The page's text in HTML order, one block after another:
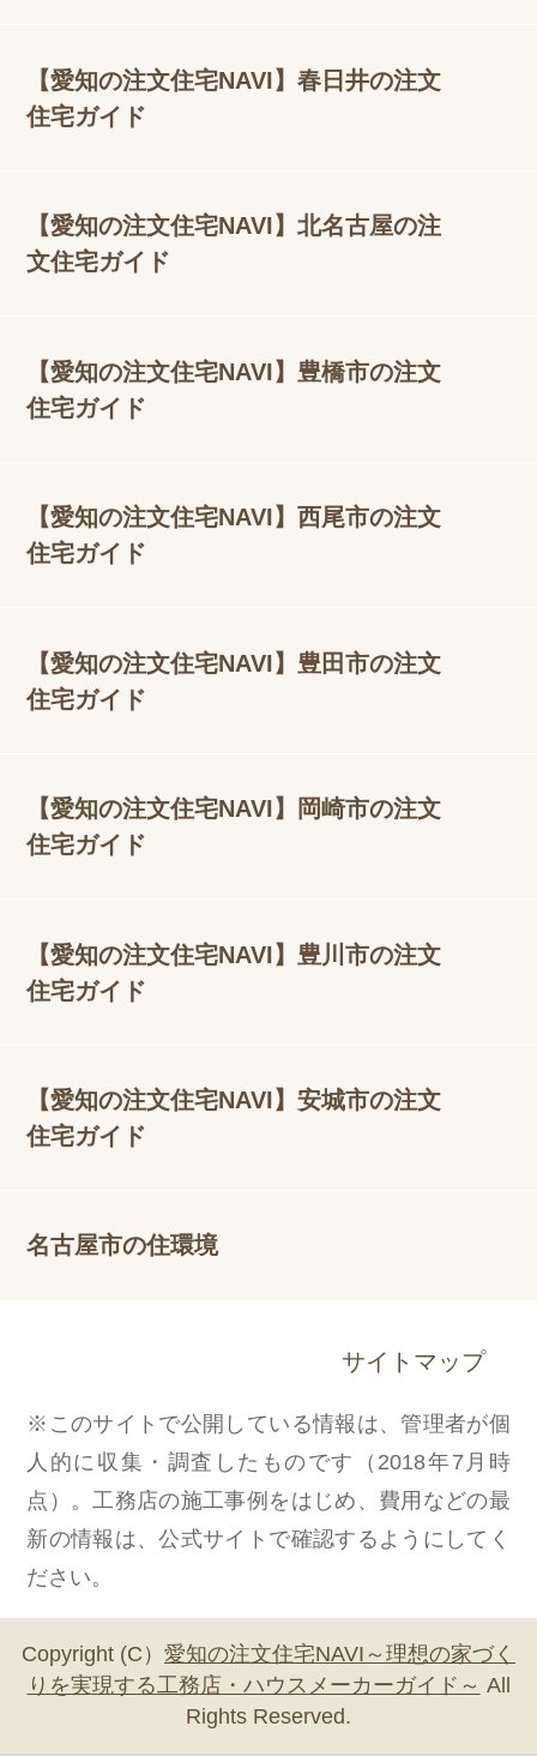
【愛知の注文住宅NAVI】春日井の注文
住宅ガイド
【愛知の注文住宅NAVI】北名古屋の注
文住宅ガイド
【愛知の注文住宅NAVI】豊橋市の注文
住宅ガイド
【愛知の注文住宅NAVI】西尾市の注文
住宅ガイド
【愛知の注文住宅NAVI】豊田市の注文
住宅ガイド
【愛知の注文住宅NAVI】岡崎市の注文
住宅ガイド
【愛知の注文住宅NAVI】豊川市の注文
住宅ガイド
【愛知の注文住宅NAVI】安城市の注文
住宅ガイド
名古屋市の住環境
サイトマップ
※このサイトで公開している情報は、管理者が個
人的に収集・調査したものです（2018年7月時
点）。工務店の施工事例をはじめ、費用などの最
新の情報は、公式サイトで確認するようにしてく
ださい。
Copyright (C） 愛知の注文住宅NAVI～理想の家づく
りを実現する工務店・ハウスメーカーガイド～ All
Rights Reserved.